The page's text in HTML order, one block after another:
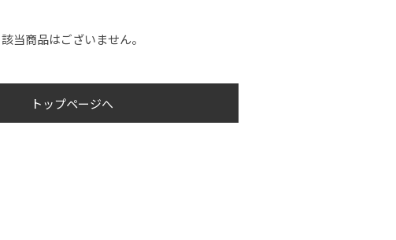
該当商品はございません。
トップページへ